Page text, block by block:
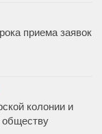
приема заявок
колонии и
обществу